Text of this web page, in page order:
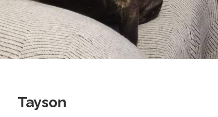
Tayson